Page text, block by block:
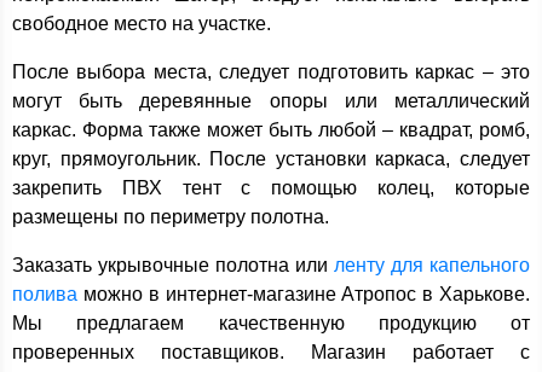
свободное место на участке.
После выбора места, следует подготовить каркас – это
могут быть деревянные опоры или металлический
каркас. Форма также может быть любой – квадрат, ромб,
круг, прямоугольник. После установки каркаса, следует
закрепить ПВХ тент с помощью колец, которые
размещены по периметру полотна.
Заказать укрывочные полотна или ленту для капельного
полива можно в интернет-магазине Атропос в Харькове.
Мы предлагаем качественную продукцию от
проверенных поставщиков. Магазин работает с